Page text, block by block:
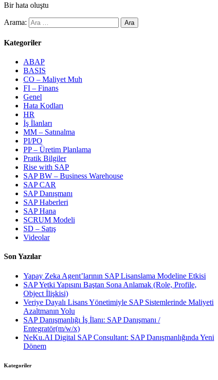
Bir hata oluştu
Arama:
Kategoriler
ABAP
BASIS
CO – Maliyet Muh
FI – Finans
Genel
Hata Kodları
HR
İş İlanları
MM – Satınalma
PI/PO
PP – Üretim Planlama
Pratik Bilgiler
Rise with SAP
SAP BW – Business Warehouse
SAP CAR
SAP Danışmanı
SAP Haberleri
SAP Hana
SCRUM Modeli
SD – Satış
Videolar
Son Yazılar
Yapay Zeka Agent’larının SAP Lisanslama Modeline Etkisi
SAP Yetki Yapısını Baştan Sona Anlamak (Role, Profile,
Object İlişkisi)
Veriye Dayalı Lisans Yönetimiyle SAP Sistemlerinde Maliyeti
Azaltmanın Yolu
SAP Danışmanlığı İş İlanı: SAP Danışmanı /
Entegratör(m/w/x)
NeKu.AI Digital SAP Consultant: SAP Danışmanlığında Yeni
Dönem
Kategoriler